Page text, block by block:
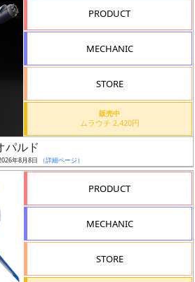
PRODUCT
MECHANIC
STORE
販売中
ムラウチ 2,420円
パルド
年8月8日 （詳細ページ）
PRODUCT
MECHANIC
STORE